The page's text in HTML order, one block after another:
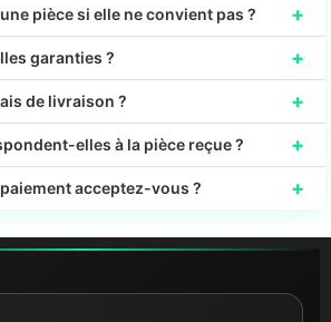
pièce si elle ne convient pas ? +
garanties ? +
de livraison ? +
elles à la pièce reçue ? +
acceptez-vous ? +